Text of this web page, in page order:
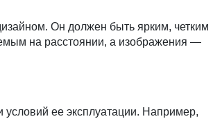
Он должен быть ярким, четким
на расстоянии, а изображения —
ее эксплуатации. Например,